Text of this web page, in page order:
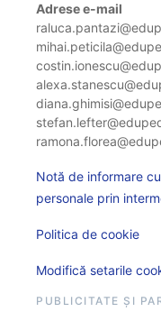
Adrese e-mail
Notă de informare
personale prin
Politica de cookie
Modifică setarile
PUBLICITATE ȘI